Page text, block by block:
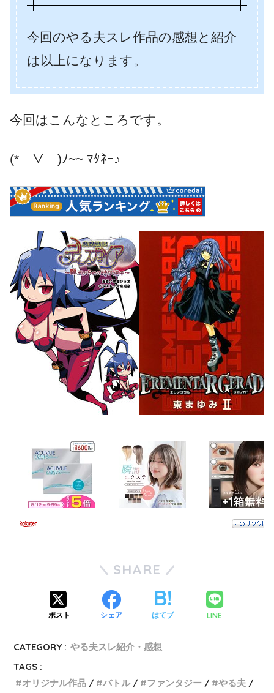
イントを貯めないと出られない
部屋
種付けポイントを貯めないと
出られない部屋
今時珍しいテンプレ神様転生
ゴブリンに転生したやる夫の
異世界生活
やる夫は異世界から呼ばれた
赤ちゃんガチャ引換券だった
シロスケェ！
どけ！ 俺は響のお兄ちゃん
だぞ！
屋根ゴミ転生ペルソナぶらり
旅
り冒険譚
生体ロストロギアやる夫
今回のやる夫スレ作品の感想と紹介
は以上になります。
今回はこんなところです。
(*￣▽￣)ﾉ~~ ﾏﾀﾈｰ♪
SHARE
ポスト シェア はてブ LINE
CATEGORY : やる夫スレ紹介・感想
TAGS :
オリジナル作品
バトル ファンタジー
やる夫